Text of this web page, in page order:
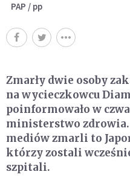
PAP / pp
Zmarły dwie osoby
na wycieczkowcu
poinformowało w
ministerstwo zdrowia.
mediów zmarli to
którzy zostali
szpitali.